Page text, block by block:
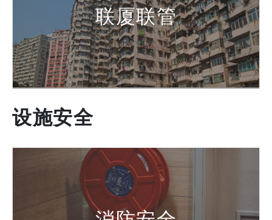
联厦联管
设施安全